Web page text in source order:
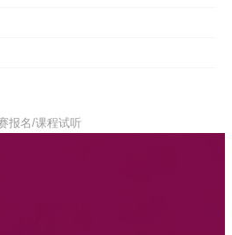
报名/课程试听